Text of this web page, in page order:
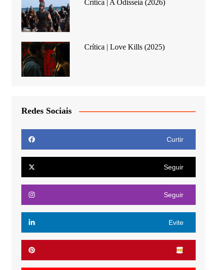
Crítica | A Odisseia (2026)
Crítica | Love Kills (2025)
Redes Sociais
Curtir
Seguir
Seguir
Evite